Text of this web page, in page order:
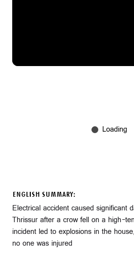
ENGLISH SUMMARY:
Electrical accident caused significant
Thrissur after a crow fell on a high-
incident led to explosions in the
no one was injured